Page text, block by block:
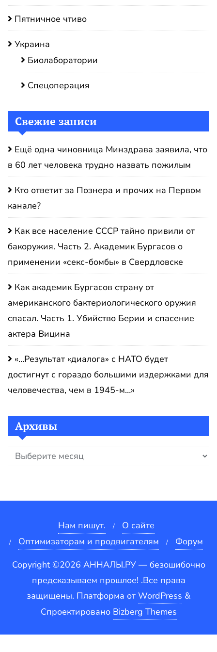
Пятничное чтиво
Украина
Биолаборатории
Спецоперация
Свежие записи
Ещё одна чиновница Минздрава заявила, что
в 60 лет человека трудно назвать пожилым
Кто ответит за Познера и прочих на Первом
канале?
Как все население СССР тайно привили от
бакоружия. Часть 2. Академик Бургасов о
применении «секс-бомбы» в Свердловске
Как академик Бургасов страну от
американского бактериологического оружия
спасал. Часть 1. Убийство Берии и спасение
актера Вицина
«…Результат «диалога» с НАТО будет
достигнут с гораздо большими издержками для
человечества, чем в 1945-м…»
Архивы
Архивы
Нам пишут.
О сайте
Оптимизаторам и продвигателям
Форум
Copyright ©2026 АННАЛЫ.РУ — безошибочно
предсказываем прошлое! .Все права
защищены. Платформа от WordPress &
Спроектировано Bizberg Themes